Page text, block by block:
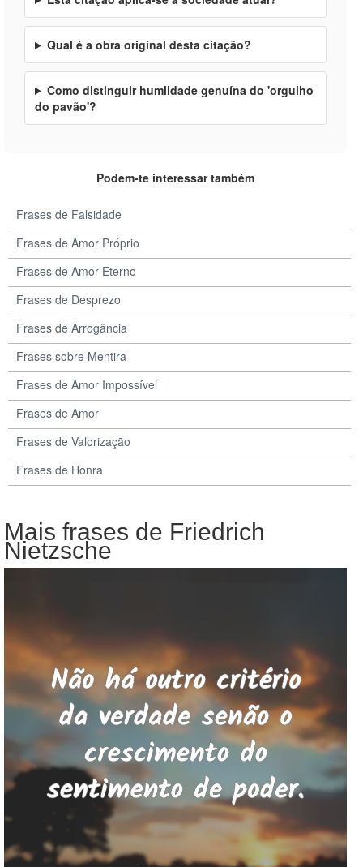
Qual é a obra original desta citação?
Como distinguir humildade genuína do 'orgulho
do pavão'?
Podem-te interessar também
Frases de Falsidade
Frases de Amor Próprio
Frases de Amor Eterno
Frases de Desprezo
Frases de Arrogância
Frases sobre Mentira
Frases de Amor Impossível
Frases de Amor
Frases de Valorização
Frases de Honra
Mais frases de Friedrich
Nietzsche